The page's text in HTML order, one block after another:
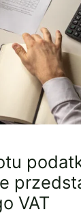
VAT